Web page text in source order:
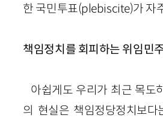
한 국민투표(plebiscite)가 자
책임정치를 회피하는 위임민
아쉽게도 우리가 최근 목도
의 현실은 책임정당정치보다